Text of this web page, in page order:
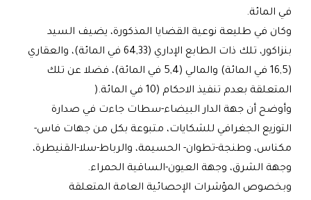
في المائة.
وكان في طليعة نوعية القضايا المذكورة، يضيف السيد
بنزاكور، تلك ذات الطابع الإداري (64,33 في المائة)، والعقاري
(16,5 في المائة) والمالي (5,4 في المائة)، فضلا عن تلك
المتعلقة بعدم تنفيذ الاحكام (10 في المائة
).
التوزيع الجغرافي للشكايات، متبوعة بكل من جهات فاس-
مكناس، وطنجة-تطوان- الحسيمة، والرباط-سلا-القنيطرة،
وجهة الشرق، وجهة العيون-الساقية الحمراء.